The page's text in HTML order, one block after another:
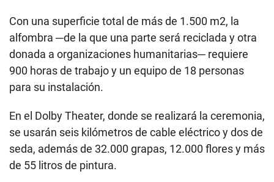
Con una superficie total de más de 1.500 m2, la
alfombra ─de la que una parte será reciclada y otra
donada a organizaciones humanitarias─ requiere
900 horas de trabajo y un equipo de 18 personas
para su instalación.
En el Dolby Theater, donde se realizará la ceremonia,
se usarán seis kilómetros de cable eléctrico y dos de
seda, además de 32.000 grapas, 12.000 flores y más
de 55 litros de pintura.